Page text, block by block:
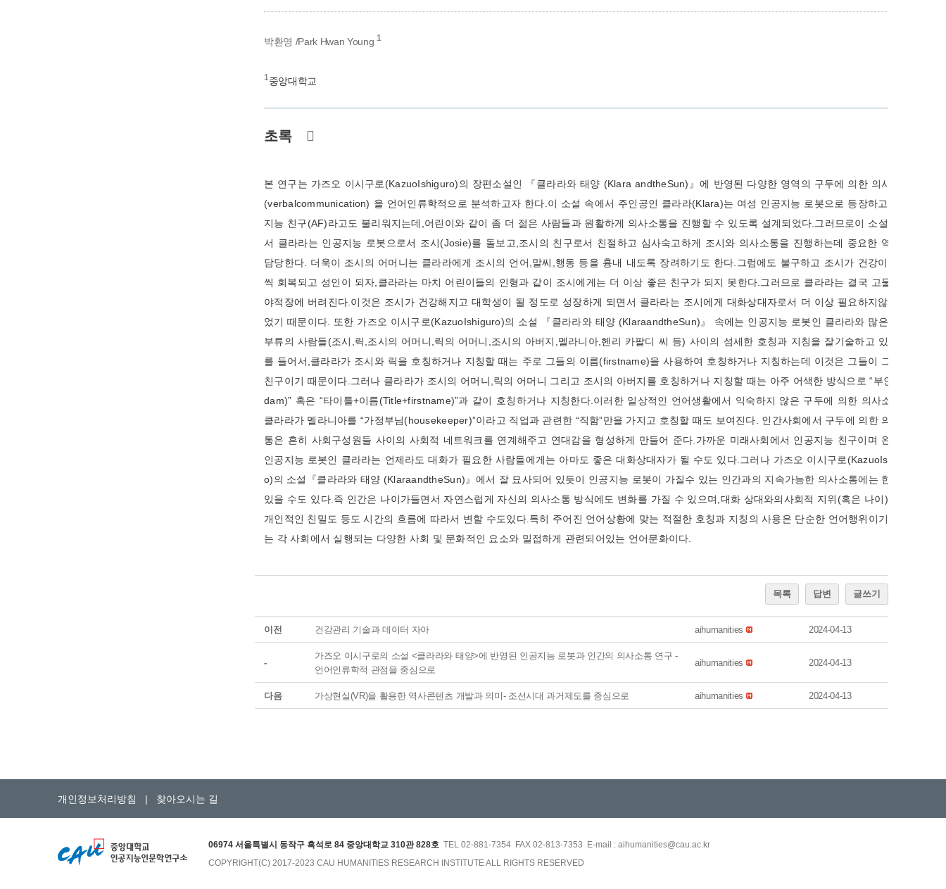
박환영 /Park Hwan Young 1
1중앙대학교
초록
본 연구는 가즈오 이시구로(Kazuo Ishiguro)의 장편소설인 『클라라와 태양 (Klara and the Sun)』에 반영된 다양한 영역의 구두에 의한 의사소통
(verbal communication) 을 언어인류학적으로 분석하고자 한다. 이 소설 속에서 주인공인 클라라(Klara)는 여성 인공지능 로봇으로 등장하고 인공
지능 친구(AF)라고도 불리워지는데, 어린이와 같이 좀 더 젊은 사람들과 원활하게 의사소통을 진행할 수 있도록 설계되었다. 그러므로이 소설 속에
서 클라라는 인공지능 로봇으로서 조시( Josie)를 돌보고, 조시의 친구로서 친절하고 심사숙고하게 조시와 의사소통을 진행하는데 중요한 역할을
담당한다. 더욱이 조시의 어머니는 클라라에게 조시의 언어, 말씨, 행동 등을 흉내 내도록 장려하기도 한다. 그럼에도 불구하고 조시가 건강이 조금
씩 회복되고 성인이 되자, 클라라는 마치 어린이들의 인형과 같이 조시에게는 더 이상 좋은 친구가 되지 못한다. 그러므로 클라라는 결국 고물상의
야적장에 버려진다. 이것은 조시가 건강해지고 대학생이 될 정도로 성장하게 되면서 클라라는 조시에게 대화상대자로서 더 이상 필요하지않게 되
었기 때문이다. 또한 가즈오 이시구로(Kazuo Ishiguro)의 소설 『클라라와 태양 (Klara and the Sun)』 속에는 인공지능 로봇인 클라라와 많은 여러
부류의 사람들(조시, 릭, 조시의 어머니, 릭의 어머니, 조시의 아버지, 멜라니아, 헨리 카팔디 씨 등) 사이의 섬세한 호칭과 지칭을 잘기술하고 있다. 예
를 들어서, 클라라가 조시와 릭을 호칭하거나 지칭할 때는 주로 그들의 이름(first name)을 사용하여 호칭하거나 지칭하는데 이것은 그들이 그녀의
친구이기 때문이다. 그러나 클라라가 조시의 어머니, 릭의 어머니 그리고 조시의 아버지를 호칭하거나 지칭할 때는 아주 어색한 방식으로 “부인(ma
dam)” 혹은 “타이틀+이름(Title+first name)”과 같이 호칭하거나 지칭한다. 이러한 일상적인 언어생활에서 익숙하지 않은 구두에 의한 의사소통은
클라라가 멜라니아를 “가정부님(housekeeper)”이라고 직업과 관련한 “직함”만을 가지고 호칭할 때도 보여진다. 인간사회에서 구두에 의한 의사소
통은 흔히 사회구성원들 사이의 사회적 네트워크를 연계해주고 연대감을 형성하게 만들어 준다. 가까운 미래사회에서 인공지능 친구이며 완벽한
인공지능 로봇인 클라라는 언제라도 대화가 필요한 사람들에게는 아마도 좋은 대화상대자가 될 수도 있다. 그러나 가즈오 이시구로(Kazuo Ishigur
o)의 소설『클라라와 태양 (Klara and the Sun)』에서 잘 묘사되어 있듯이 인공지능 로봇이 가질수 있는 인간과의 지속가능한 의사소통에는 한계가
있을 수도 있다. 즉 인간은 나이가들면서 자연스럽게 자신의 의사소통 방식에도 변화를 가질 수 있으며, 대화 상대와의사회적 지위(혹은 나이) 또는
개인적인 친밀도 등도 시간의 흐름에 따라서 변할 수도있다. 특히 주어진 언어상황에 맞는 적절한 호칭과 지칭의 사용은 단순한 언어행위이기 보다
는 각 사회에서 실행되는 다양한 사회 및 문화적인 요소와 밀접하게 관련되어있는 언어문화이다.
목록 답변 글쓰기
이전 건강관리 기술과 데이터 자아 aihumanities 2024-04-13
-
가즈오 이시구로의 소설 <클라라와 태양>에 반영된 인공지능 로봇과 인간의 의사소통 연구 -
언어인류학적 관점을 중심으로
aihumanities 2024-04-13
다음 가상현실(VR)을 활용한 역사콘텐츠 개발과 의미- 조선시대 과거제도를 중심으로 aihumanities 2024-04-13
개인정보처리방침 | 찾아오시는 길
06974 서울특별시 동작구 흑석로 84 중앙대학교 310관 828호 TEL 02-881-7354 FAX 02-813-7353 E-mail : aihumanities@cau.ac.kr
COPYRIGHT(C) 2017-2023 CAU HUMANITIES RESEARCH INSTITUTE ALL RIGHTS RESERVED